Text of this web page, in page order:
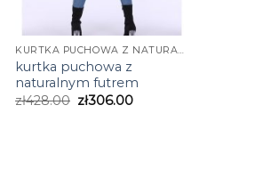
KURTKA PUCHOWA Z NATURALNYM FUTREM
kurtka puchowa z
naturalnym futrem
zł428.00 zł306.00